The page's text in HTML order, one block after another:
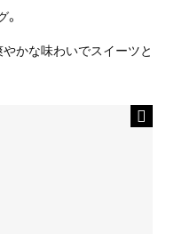
かな味わいでスイーツと